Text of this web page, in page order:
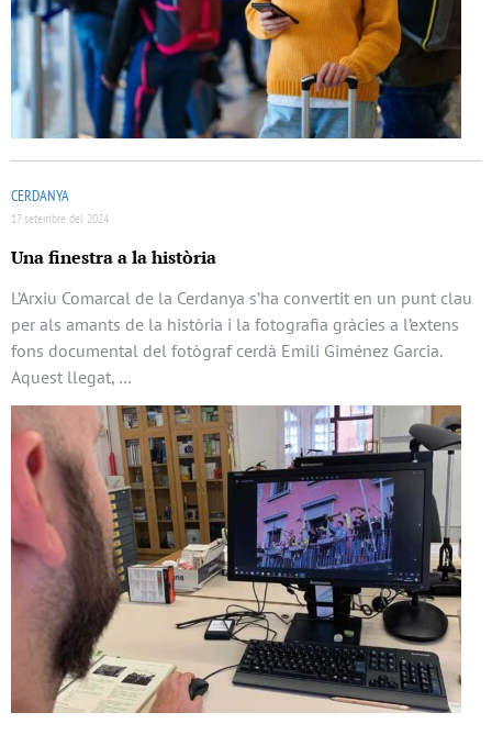
CERDANYA
17 setembre del 2024
Una finestra a la història
L’Arxiu Comarcal de la Cerdanya s’ha convertit en un punt clau
per als amants de la història i la fotografia gràcies a l’extens
fons documental del fotògraf cerdà Emili Giménez Garcia.
Aquest llegat, …